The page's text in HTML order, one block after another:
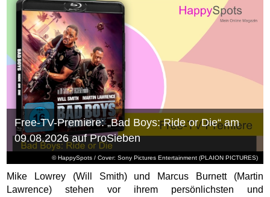
© HappySpots / Cover: Sony Pictures Entertainment (PLAION PICTURES)
Free-TV-Premiere: „Bad Boys: Ride or Die“ am
09.08.2026 auf ProSieben
Mike Lowrey (Will Smith) und Marcus Burnett (Martin
Lawrence) stehen vor ihrem persönlichsten und